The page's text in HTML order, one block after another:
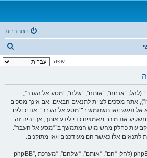
התחברות
י
שפה:
“אנחנו”, “אותנו”, “שלנו”, “מסע אל העבר”,
“https://www.old-games.org/f”), אתה מסכים לציית לתנאים הבאים. אם אינך מסכים
אל תיגש ו/או תשתמש ב־“מסע אל העבר”. אנו יכולים
את מירב מאמצינו כדי לידע אותך, אך יהיה זה
בקביעות כחלק מהשימוש המתמשך ב־“מסע אל העבר”.
לתנאים אלו כאשר הם מעודכנים ו/או מתוקנים.
הפורומים שלנו מבוססים על phpBB (להלן “הם”, “אותם”, “שלהם”, “מערכת phpBB”,